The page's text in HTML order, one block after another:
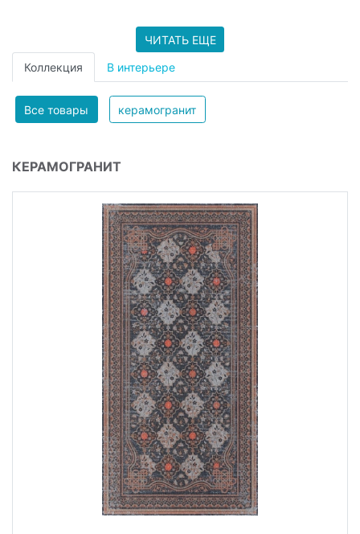
ЧИТАТЬ ЕЩЕ
Коллекция В интерьере
Все товары керамогранит
КЕРАМОГРАНИТ